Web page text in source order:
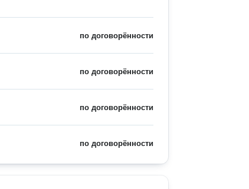
по договорённости
по договорённости
по договорённости
по договорённости